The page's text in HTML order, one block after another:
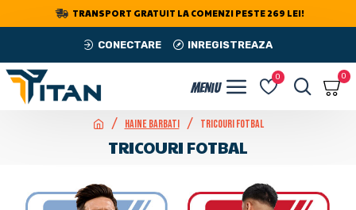
TRANSPORT GRATUIT LA COMENZI PESTE 269 LEI!
CONECTARE INREGISTREAZA
0 0
Haine Barbati Tricouri Fotbal
TRICOURI FOTBAL